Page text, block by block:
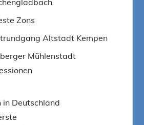
Zons
Altstadt Kempen
Mühlenstadt
in Deutschland